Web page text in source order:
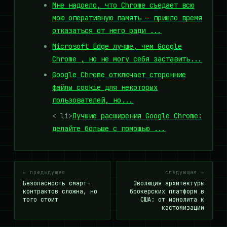
Мне надоело, что Chrome съедает всю
мою оперативную память — пришло время
отказаться от него ради ...
Microsoft Edge лучше, чем Google
Chrome , но не могу себя заставить...
Google Chrome отключает сторонние
файлы cookie для некоторых
пользователей, но...
< li>Лучшие расширения Google Chrome:
делайте больше с помощью ...
← предыдущая
Безопасность смарт-
контрактов сложна, но
того стоит
следующая →
Эволюция архитектуры
брокерских платформ в
США: от монолита к
кастомизации